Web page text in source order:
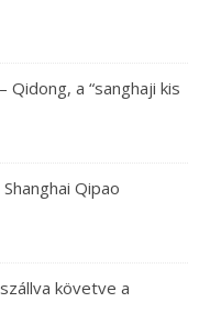
a “sanghaji kis
Qipao
követve a